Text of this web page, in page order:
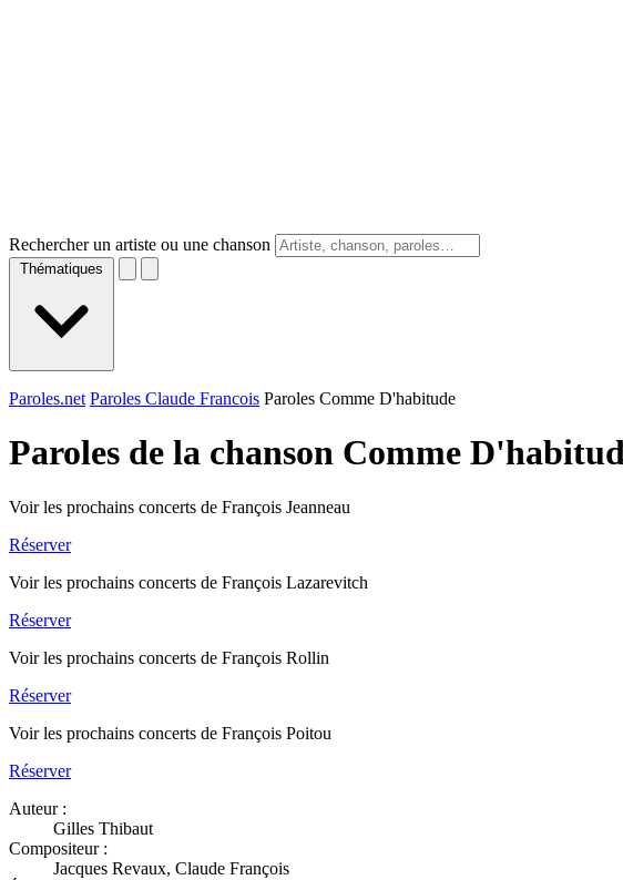
Rechercher un artiste ou une chanson
Thématiques
Paroles.net Paroles Claude Francois Paroles Comme D'habitude
Paroles de la chanson Comme
Voir les prochains concerts de François Jeanneau
Réserver
Voir les prochains concerts de François Lazarevitch
Réserver
Voir les prochains concerts de François Rollin
Réserver
Voir les prochains concerts de François Poitou
Réserver
Auteur :
Gilles Thibaut
Compositeur :
Jacques Revaux, Claude François